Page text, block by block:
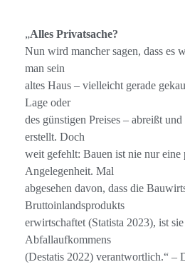
„Alles Privatsache?
Nun wird mancher sagen, dass es
man sein
altes Haus – vielleicht gerade
Lage oder
des günstigen Preises – abreißt
erstellt. Doch
weit gefehlt: Bauen ist nie nur eine
Angelegenheit. Mal
abgesehen davon, dass die
Bruttoinlandsprodukts
erwirtschaftet (Statista 2023), ist
Abfallaufkommens
(Destatis 2022) verantwortlich.“ –